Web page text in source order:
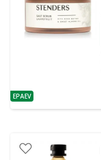
nõuanne
EPAEV